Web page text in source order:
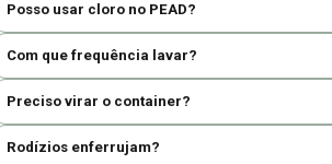
Posso usar cloro no PEAD?
Com que frequência lavar?
Preciso virar o container?
Rodízios enferrujam?